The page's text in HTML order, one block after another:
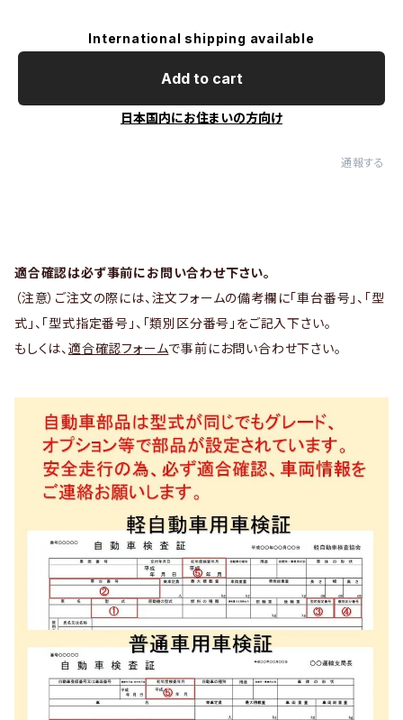
International shipping available
Add to cart
日本国内にお住まいの方向け
通報する
適合確認は必ず事前にお問い合わせ下さい。
（注意）ご注文の際には、注文フォームの備考欄に「車台番号」、「型
式」、「型式指定番号」、「類別区分番号」をご記入下さい。
もしくは、 適合確認フォームで事前にお問い合わせ下さい。